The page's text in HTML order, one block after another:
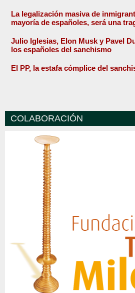
La legalización masiva de
mayoría de españoles, será una
Julio Iglesias, Elon Musk y Pavel
los españoles del sanchismo
El PP, la estafa cómplice del
COLABORACIÓN